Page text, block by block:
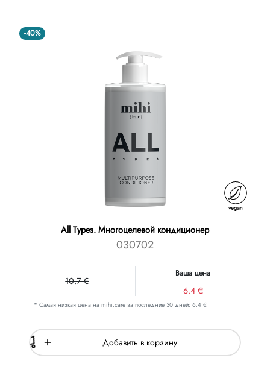
-40%
All Types. Многоцелевой кондиционер
030702
10.7 €
Ваша цена
6.4 €
* Самая низкая цена на mihi.care за последние 30 дней: 6.4 €
Добавить в корзину